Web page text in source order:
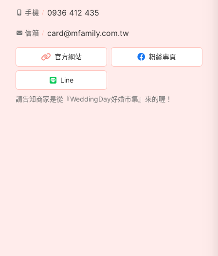
手機 0936 412 435
信箱 card@mfamily.com.tw
官方網站 粉絲專頁
Line
請告知商家是從『WeddingDay好婚市集』來的喔！